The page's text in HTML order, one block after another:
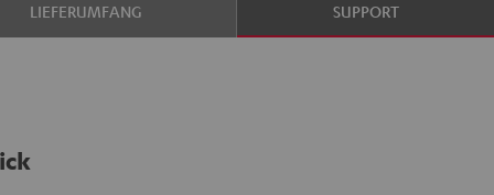
LIEFERUMFANG SUPPORT